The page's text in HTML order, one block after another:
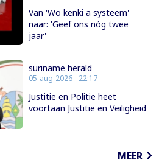
Van 'Wo kenki a systeem'
naar: 'Geef ons nóg twee
jaar'
suriname herald
05-aug-2026 - 22:17
Justitie en Politie heet
voortaan Justitie en Veiligheid
MEER